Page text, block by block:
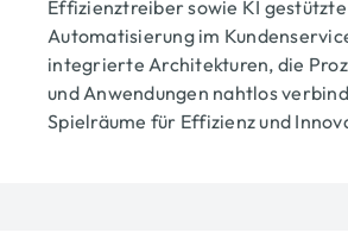
Effizienztreiber sowie KI gestützte
Automatisierung im
integrierte Architekturen, die
und Anwendungen nahtlos
Spielräume für Effizienz und